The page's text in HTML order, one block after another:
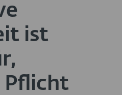
ist
Pflicht